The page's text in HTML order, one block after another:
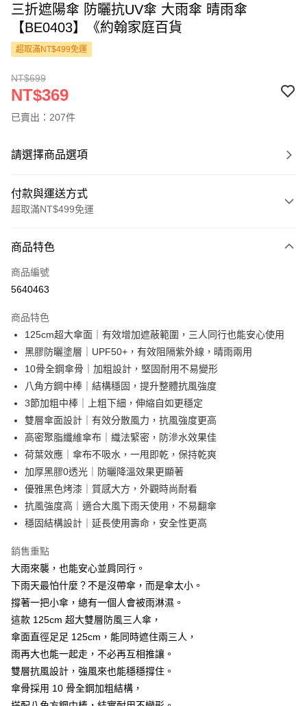
三折遮陽傘 防曬抗UV傘 大雨傘 晴雨傘
【BE0403】《約翰家庭百貨
超取滿NT$499免運
NT$699
NT$369
已賣出：207件
請選擇商品選項
付款與運送方式
超取滿NT$499免運
信用卡一次付款
超商取貨付款
Apple Pay
街口支付
悠遊付
AFTEE先享後付
相關說明
【關於「AFTEE先享後付」】
AFTEE先享後付是「在收到商品之後才付款」的支付方式。 讓您購物簡單
１．簡單：不需註冊會員、不需綁卡、不需儲值。
２．便利：只要手機號碼，簡訊認證，即可結帳。
３．安心：先確認商品／服務後，再付款。
【「AFTEE先享後付」結帳流程】
結帳頁面，進行簡訊認證並確認金額後，即可完成結帳。
２．訂單成立數日內，您將收到繳費通知簡訊。
３．收到繳費通知簡訊後14天內，點擊此簡訊中的連結，可透過四大超商／
ATM／網路銀行／等多元方式進行付款，方視為交易完成。
※ 請注意：結帳手續完成當下不需立刻繳費，但若您需要取消訂單，請聯絡
後付繳納相關費用。
※ 交易是否成功請以「AFTEE先享後付 」之結帳頁面顯示為準，若有關於
是否繳費成功／繳費後需取消欲退款等相關疑問，請聯繫「AFTEE先享後付
客戶支援中心」
https://netprotections.freshdesk.com/support/home
【注意事項】
１．透過由恩沛科技股份有限公司提供之「AFTEE先享後付」服務完成之交
ATM付款
運送方式
全家取貨付款
每筆NT$60，滿NT$499(含以上)免運費
7-11取貨付款
每筆NT$60，滿NT$499(含以上)免運費
7-11取貨(快速到店)
宅配
每筆NT$100，滿NT$799(含以上)免運費
離島宅配
每筆NT$150
商品特色
商品編號
5640463
商品特色
125cm超大傘面｜有效增加遮蔽範圍，三人同行也能安心使用
黑膠防曬塗層｜UPF50+，有效阻隔紫外線，晴雨兩用
10骨全鋼傘骨｜加粗設計，堅固耐用不易變形
八角方鋼中棒｜結構穩固，提升整體抗風強度
3節加粗中棒｜上粗下細，伸縮自如更穩定
雙層傘面設計｜有效分散風力，抗風強度更高
高密聚脂纖維傘布｜織法緊密，防滲水效果佳
荷葉效應｜傘布不吸水，一甩即乾，保持乾爽
加厚黑膠0透光｜防曬降溫效果更顯著
優雅黑色烤漆｜質感大方，外觀時尚耐看
抗風強度高｜適合大風下雨天使用，不易翻傘
穩固結構設計｜延長使用壽命，安全性更高
銷售重點
大雨來襲，也能安心並肩同行。
下雨天最怕什麼？不是沒帶傘，而是傘太小。
撐著一把小傘，總有一個人會被雨淋濕。
這款 125cm 超大雙層防風三人傘，
傘面直徑足足 125cm，能同時遮住兩三人，
雨再大也能一起走，不必再互相推讓。
雙層抗風設計，強風來也能穩穩撐住。
傘骨採用 10 骨全鋼加粗結構，